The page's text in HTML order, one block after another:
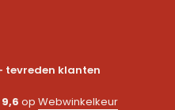
tevreden klanten
9,6 op Webwinkelkeur